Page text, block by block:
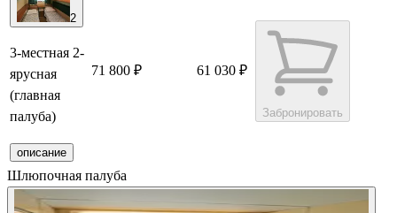
2
3-местная 2-
ярусная
(главная
палуба)
описание
71 800 ₽ 61 030 ₽
Забронировать
Шлюпочная палуба